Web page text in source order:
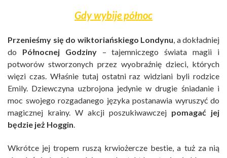
Gdy wybije północ
Przenieśmy się do wiktoriańskiego Londynu, a dokładniej
do Północnej Godziny– tajemniczego świata magii i
potworów stworzonych przez wyobraźnię dzieci, których
więzi czas. Właśnie tutaj ostatni raz widziani byli rodzice
Emily. Dziewczyna uzbrojona jedynie w drugie śniadanie i
moc swojego rozgadanego języka postanawia wyruszyć do
magicznej krainy. W akcji poszukiwawczej pomagać jej
będzie jeż Hoggin.
Wkrótce jej tropem ruszą krwiożercze bestie, a tuż za nią